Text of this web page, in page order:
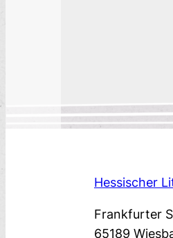
Hessischer
Frankfurter
65189